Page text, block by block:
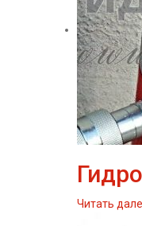
Читать